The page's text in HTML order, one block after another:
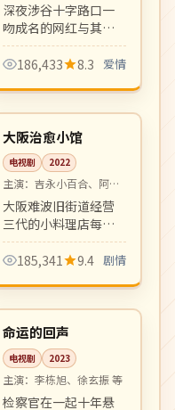
深夜涉谷十字路口一
吻成名的网红与其暗
恋多年的咖啡馆店员
之间的现代都市恋
斑斓，新感觉派代表
作。
186,433 8.3 爱情
日本
完结 11:35
大阪治愈小馆
电视剧 2022
主演： 吉永小百合、阿部
宽 等
大阪难波旧街道经营
三代的小料理店每天
迎来背负各自烦恼的
客人，老板娘以食物
过客。
185,341 9.4 剧情
韩国
4K 12:25
命运的回声
电视剧 2023
主演： 李栋旭、徐玄振 等
检察官在一起十年悬